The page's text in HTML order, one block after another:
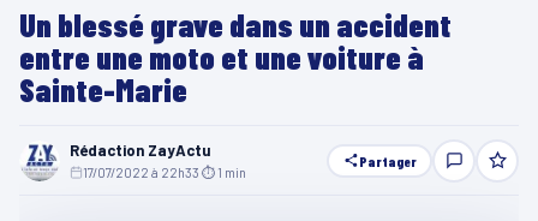
Un blessé grave dans un accident
entre une moto et une voiture à
Sainte-Marie
Rédaction ZayActu
17/07/2022 à 22h33 ⏱ 1 min
Partager